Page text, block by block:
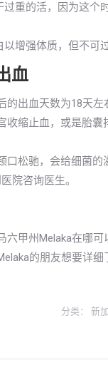
重的活，因为这
增强体质，但不可
血
的出血天数为18天
收缩止血，或是胎
口松驰，会给细菌
院咨询医生。
六甲州Melaka在哪
的朋友想要详细
分类： 新